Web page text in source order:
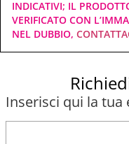
INDICATIVI; IL
VERIFICATO CON
NEL DUBBIO,
Inserisci qui la tua